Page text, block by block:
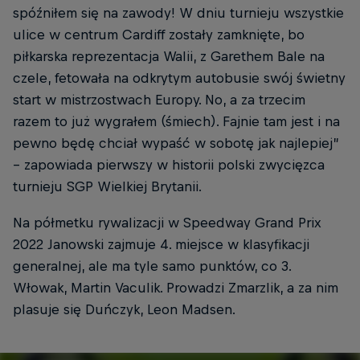
spóźniłem się na zawody! W dniu turnieju wszystkie
ulice w centrum Cardiff zostały zamknięte, bo
piłkarska reprezentacja Walii, z Garethem Bale na
czele, fetowała na odkrytym autobusie swój świetny
start w mistrzostwach Europy. No, a za trzecim
razem to już wygrałem (śmiech). Fajnie tam jest i na
pewno będę chciał wypaść w sobotę jak najlepiej”
– zapowiada pierwszy w historii polski zwycięzca
turnieju SGP Wielkiej Brytanii.
Na półmetku rywalizacji w Speedway Grand Prix
2022 Janowski zajmuje 4. miejsce w klasyfikacji
generalnej, ale ma tyle samo punktów, co 3.
Włowak, Martin Vaculik. Prowadzi Zmarzlik, a za nim
plasuje się Duńczyk, Leon Madsen.